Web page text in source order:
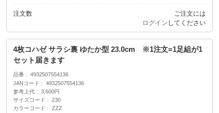
注文数
ご注文には
ログイン してください
4枚コハゼ サラシ裏 ゆたか型 23.0cm ※1注文=1足組が1
セット届きます
品番
4932507554136
JANコード
4932507554136
参考上代
3,600円
サイズコード
230
カラーコード
ZZZ